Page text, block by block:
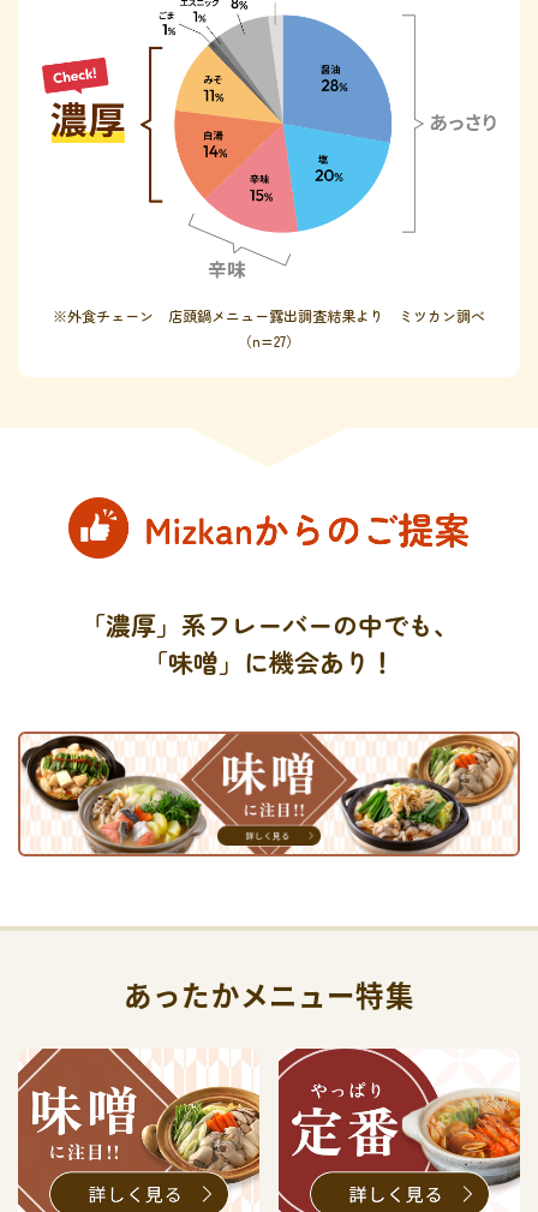
※外食チェーン 店頭鍋メニュー露出調査結果より ミツカン調べ
（n=27）
「濃厚」系フレーバーの中でも、
「味噌」に機会あり！
あったかメニュー特集